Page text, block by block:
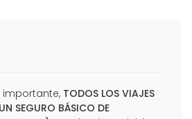
importante, TODOS LOS VIAJES
SEGURO BÁSICO DE